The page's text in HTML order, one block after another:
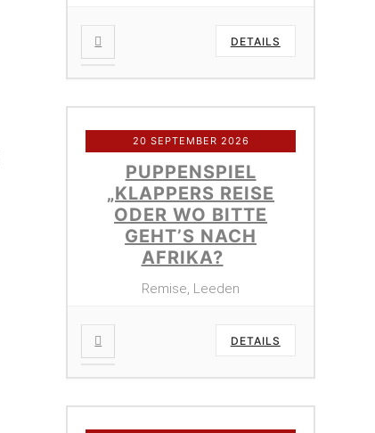
DETAILS
20 SEPTEMBER 2026
PUPPENSPIEL
„KLAPPERS REISE
ODER WO BITTE
GEHT’S NACH
AFRIKA?
Remise, Leeden
DETAILS